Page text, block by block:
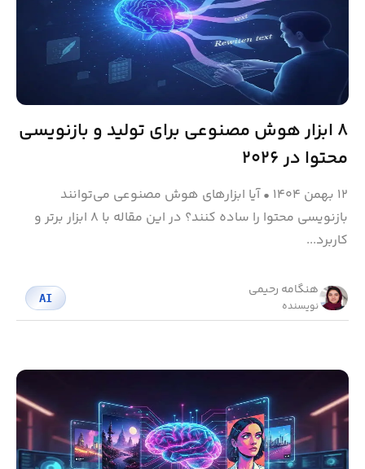
۸ ابزار هوش مصنوعی برای تولید و بازنویسی
محتوا در ۲۰۲۶
۱۲ بهمن ۱۴۰۴ •آیا ابزارهای هوش مصنوعی می‌توانند
بازنویسی محتوا را ساده کنند؟ در این مقاله با ۸ ابزار برتر و
کاربرد...
هنگامه رحیمی
نویسنده
AI